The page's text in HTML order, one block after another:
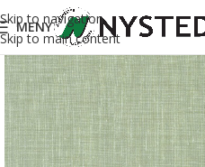
Skip to navigation
Skip to main content
MENY